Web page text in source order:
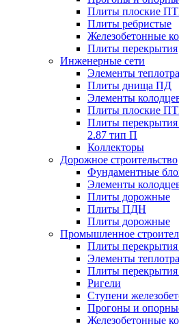
Плиты плоские
Плиты ребристые
Железобетонные
Плиты перекрытия
Инженерные сети
Элементы
Плиты днища ПД
Элементы
Плиты плоские
Плиты перекрытия
2.87 тип П
Коллекторы
Дорожное строительство
Фундаментные
Элементы
Плиты дорожные
Плиты ПДН
Плиты дорожные
Промышленное
Плиты
Элементы
Плиты
Ригели
Ступени
Прогоны и
Железобетонные